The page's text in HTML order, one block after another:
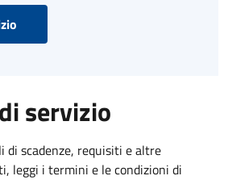
servizio
di scadenze, requisiti e altre
leggi i termini e le condizioni di